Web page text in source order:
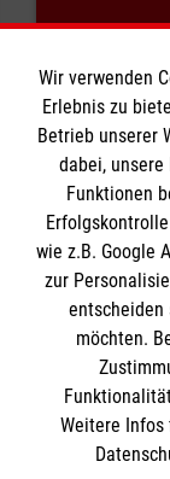
Ein
Wir verwenden
Erlebnis zu
Betrieb unserer
dabei,
Funktionen
wie z.B. Google
zur
entscheiden
möchten.
Weitere Infos